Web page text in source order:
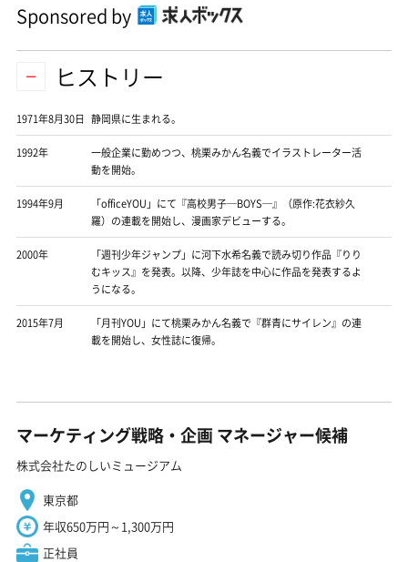
Sponsored by
ヒストリー
1971年8月30日 静岡県に生まれる。
1992年
一般企業に勤めつつ、桃栗みかん名義でイラストレーター活
動を開始。
1994年9月
「officeYOU」にて『高校男子─BOYS─』（原作:花衣紗久
羅）の連載を開始し、漫画家デビューする。
2000年
「週刊少年ジャンプ」に河下水希名義で読み切り作品『りり
むキッス』を発表。以降、少年誌を中心に作品を発表するよ
うになる。
2015年7月
「月刊YOU」にて桃栗みかん名義で『群青にサイレン』の連
載を開始し、女性誌に復帰。
マーケティング戦略・企画 マネージャー候補
株式会社たのしいミュージアム
東京都
年収650万円～1,300万円
正社員